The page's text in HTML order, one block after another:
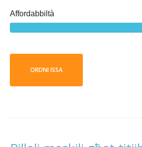
Affordabbiltà
ORDNI ISSA